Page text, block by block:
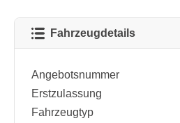
Fahrzeugdetails
Angebotsnummer
Erstzulassung
Fahrzeugtyp